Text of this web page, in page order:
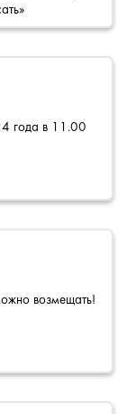
года в 11.00
возмещать!